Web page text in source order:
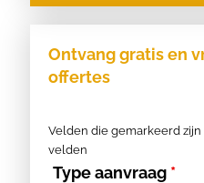
Ontvang gratis en
offertes
Velden die gemarkeerd zijn
velden
Type aanvraag *